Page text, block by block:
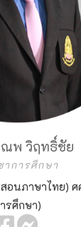
พ วิฤทธิ์ชัย
าการศึกษา
อนภาษาไทย)
รศึกษา)